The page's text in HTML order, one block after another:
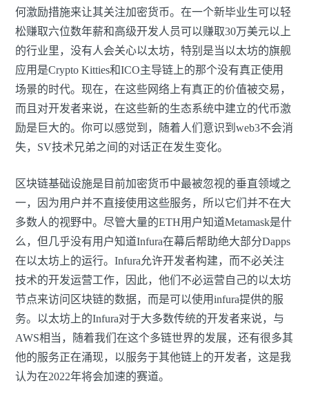
何激励措施来让其关注加密货币。在一个新毕业生可以轻
松赚取六位数年薪和高级开发人员可以赚取30万美元以上
的行业里，没有人会关心以太坊，特别是当以太坊的旗舰
应用是Crypto Kitties和ICO主导链上的那个没有真正使用
场景的时代。现在，在这些网络上有真正的价值被交易，
而且对开发者来说，在这些新的生态系统中建立的代币激
励是巨大的。你可以感觉到，随着人们意识到web3不会消
失，SV技术兄弟之间的对话正在发生变化。
区块链基础设施是目前加密货币中最被忽视的垂直领域之
一，因为用户并不直接使用这些服务，所以它们并不在大
多数人的视野中。尽管大量的ETH用户知道Metamask是什
么，但几乎没有用户知道Infura在幕后帮助绝大部分Dapps
在以太坊上的运行。Infura允许开发者构建，而不必关注
技术的开发运营工作，因此，他们不必运营自己的以太坊
节点来访问区块链的数据，而是可以使用infura提供的服
务。以太坊上的Infura对于大多数传统的开发者来说，与
AWS相当，随着我们在这个多链世界的发展，还有很多其
他的服务正在涌现，以服务于其他链上的开发者，这是我
认为在2022年将会加速的赛道。